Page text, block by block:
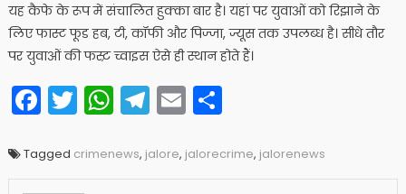
यह कैफे के रूप में संचालित हुक्का बार है। यहां पर युवाओं को रिझाने के
लिए फास्ट फूड हब, टी, कॉफी और पिज्जा, ज्यूस तक उपलब्ध है। सीधे तौर
पर युवाओं की फस्र्ट च्वाइस ऐसे ही स्थान होते हैं।
Facebook
Twitter
WhatsApp
Telegram
EmailShare
Tagged crimenews, jalore, jalorecrime, jalorenews